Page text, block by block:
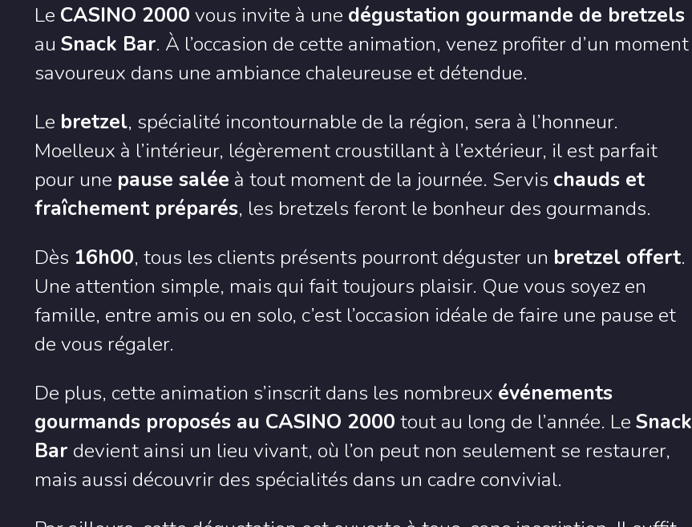
Le CASINO 2000 vous invite à une dégustation gourmande de bretzels
auSnack Bar. À l’occasion de cette animation, venez profiter d’un moment
savoureux dans une ambiance chaleureuse et détendue.
Le bretzel, spécialité incontournable de la région, sera à l’honneur.
Moelleux à l’intérieur, légèrement croustillant à l’extérieur, il est parfait
pour une pause salée à tout moment de la journée. Servis chauds et
fraîchement préparés, les bretzels feront le bonheur des gourmands.
Dès 16h00, tous les clients présents pourront déguster un bretzel offert.
Une attention simple, mais qui fait toujours plaisir. Que vous soyez en
famille, entre amis ou en solo, c’est l’occasion idéale de faire une pause et
de vous régaler.
De plus, cette animation s’inscrit dans les nombreux événements
gourmands proposés au CASINO 2000 tout au long de l’année. LeSnack
Bar devient ainsi un lieu vivant, où l’on peut non seulement se restaurer,
mais aussi découvrir des spécialités dans un cadre convivial.